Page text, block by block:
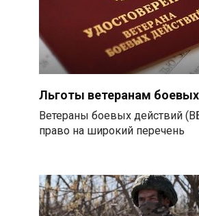
Льготы ветеранам
Ветераны боевых действий
право на широкий перечень